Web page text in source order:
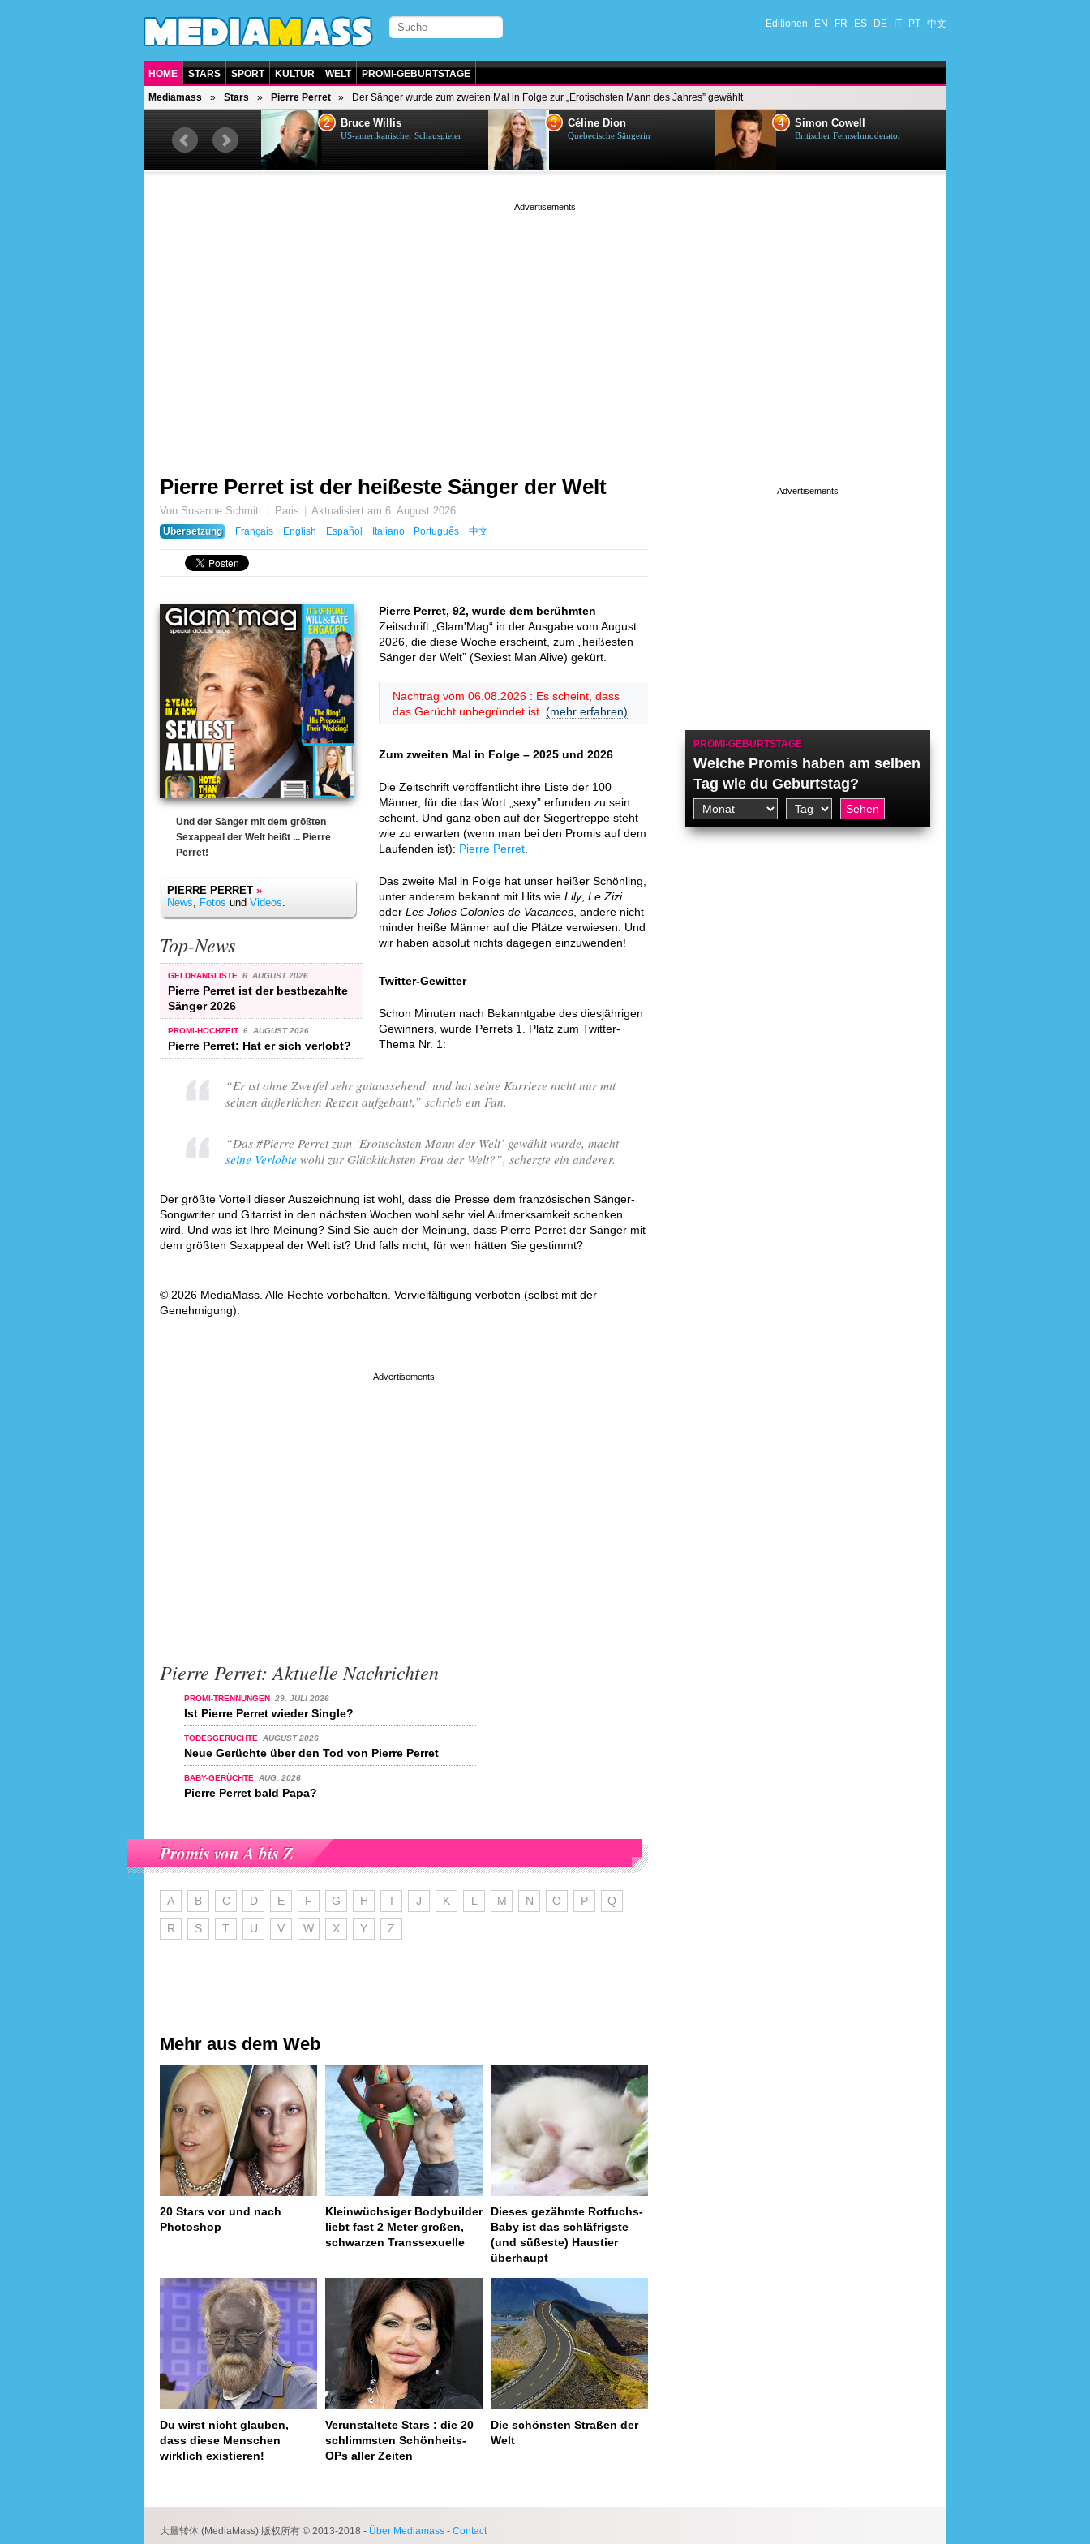
Editionen EN FR ES DE IT PT 中文
HOME STARS SPORT KULTUR WELT PROMI-GEBURTSTAGE
Mediamass Stars Pierre Perret Der Sänger wurde zum zweiten Mal in Folge zur „Erotischsten Mann des Jahres” gewählt
Deutsche Sängerin
2 Bruce Willis
US-amerikanischer Schauspieler
3 Céline Dion
Quebecische Sängerin
4 Simon Cowell
Britischer Fernsehmoderator
Pierre Perret ist der heißeste Sänger der Welt
Von Susanne Schmitt Paris Aktualisiert am6. August 2026
Übersetzung
Français English Español Italiano Português 中文
Und der Sänger mit dem größten
Sexappeal der Welt heißt ... Pierre
Perret!
PIERRE PERRET »
News, Fotos und Videos.
Top-News
GELDRANGLISTE 6. AUGUST 2026
Pierre Perret ist der bestbezahlte
Sänger 2026
PROMI-HOCHZEIT 6. AUGUST 2026
Pierre Perret: Hat er sich verlobt?
Pierre Perret, 92, wurde dem berühmten
Zeitschrift „Glam'Mag“ in der Ausgabe vom August
2026, die diese Woche erscheint, zum „heißesten
Sänger der Welt” (Sexiest Man Alive) gekürt.
Nachtrag vom 06.08.2026 : Es scheint, dass
das Gerücht unbegründet ist. (mehr erfahren)
Zum zweiten Mal in Folge – 2025 und 2026
Die Zeitschrift veröffentlicht ihre Liste der 100
Männer, für die das Wort „sexy” erfunden zu sein
scheint. Und ganz oben auf der Siegertreppe steht –
wie zu erwarten (wenn man bei den Promis auf dem
Laufenden ist): Pierre Perret
Das zweite Mal in Folge hat unser heißer Schönling,
unter anderem bekannt mit Hits wie Lily, Le Zizi
oder Les Jolies Colonies de Vacances , andere nicht
minder heiße Männer auf die Plätze verwiesen. Und
wir haben absolut nichts dagegen einzuwenden!
Twitter-Gewitter
Schon Minuten nach Bekanntgabe des diesjährigen
Gewinners, wurde Perrets 1. Platz zum Twitter-
Thema Nr. 1:
“Er ist ohne Zweifel sehr gutaussehend, und hat seine Karriere nicht nur mit
seinen äußerlichen Reizen aufgebaut,” schrieb ein Fan.
“Das #Pierre Perret zum ‘Erotischsten Mann der Welt’ gewählt wurde, macht
seine Verlobtewohl zur Glücklichsten Frau der Welt?”, scherzte ein anderer.
Der größte Vorteil dieser Auszeichnung ist wohl, dass die Presse dem französischen Sänger-
Songwriter und Gitarrist in den nächsten Wochen wohl sehr viel Aufmerksamkeit schenken
wird. Und was ist Ihre Meinung? Sind Sie auch der Meinung, dass Pierre Perret der Sänger mit
dem größten Sexappeal der Welt ist? Und falls nicht, für wen hätten Sie gestimmt?
© 2026 MediaMass. Alle Rechte vorbehalten. Vervielfältigung verboten (selbst mit der
Genehmigung).
Pierre Perret: Aktuelle Nachrichten
PROMI-TRENNUNGEN 29. JULI 2026
Ist Pierre Perret wieder Single?
TODESGERÜCHTE AUGUST 2026
Neue Gerüchte über den Tod von Pierre Perret
BABY-GERÜCHTE AUG. 2026
Pierre Perret bald Papa?
Promis von A bis Z
A B C D E F G H I J K L M N O P Q
R S T U V W X Y Z
Mehr aus dem Web
20 Stars vor und nach
Photoshop
Kleinwüchsiger Bodybuilder
liebt fast 2 Meter großen,
schwarzen Transsexuelle
Dieses gezähmte Rotfuchs-
Baby ist das schläfrigste
(und süßeste) Haustier
überhaupt
Du wirst nicht glauben,
dass diese Menschen
wirklich existieren!
Verunstaltete Stars : die 20
schlimmsten Schönheits-
OPs aller Zeiten
Die schönsten Straßen der
Welt
PROMI-GEBURTSTAGE
Welche Promis haben am selben
Tag wie du Geburtstag?
大量转体 (MediaMass) 版权所有 © 2013-2018 - Über Mediamass - Contact